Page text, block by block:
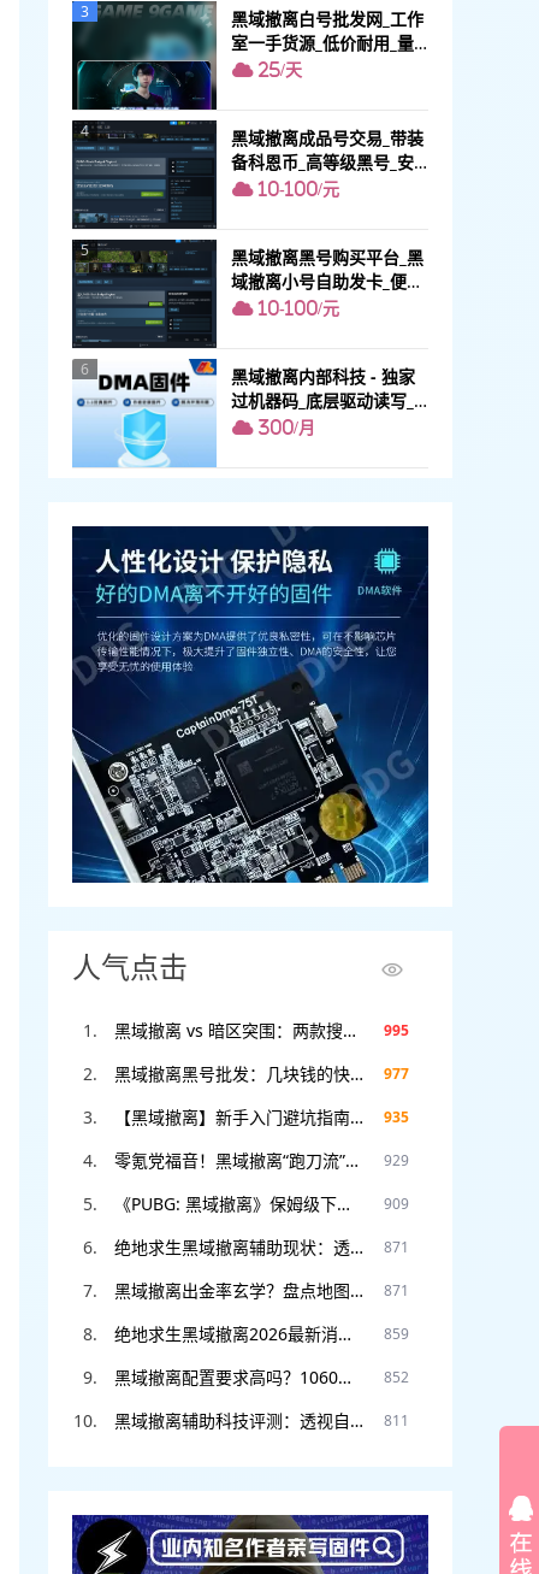
3
黑域撤离白号批发网_工作
室一手货源_低价耐用_量
大从优25/天
4
黑域撤离成品号交易_带装
备科恩币_高等级黑号_安
全不找回
10-100/元
5
黑域撤离黑号购买平台_黑
域撤离小号自助发卡_便宜
耐玩10-100/元
6
黑域撤离内部科技 - 独家
过机器码_底层驱动读写_0
掉帧不拉闸
300/月
人气点击
黑域撤离 vs 暗区突围：两款搜打撤游戏全方位对比，谁才是2025年版本之子？ 995
黑域撤离黑号批发：几块钱的快乐体验，封号不心疼，暴力测试专用！ 977
【黑域撤离】新手入门避坑指南：开局选什么职业？这3个错误千万别犯！ 935
零氪党福音！黑域撤离“跑刀流”教学，无需装备也能把把血赚撤离。 929
《PUBG: 黑域撤离》保姆级下载教程：从申请资格到进入游戏，看这一篇就够了！ 909
绝地求生黑域撤离辅助现状：透视自瞄满天飞？教你如何安全“科技”防封。 871
黑域撤离出金率玄学？盘点地图上最容易刷“大金”的5个隐藏点位！ 871
绝地求生黑域撤离2026最新消息：首测资格如何申请？官网预约入口在此。 859
黑域撤离配置要求高吗？1060显卡能玩吗？老电脑流畅运行设置教程。 852
黑域撤离辅助科技评测：透视自瞄真的稳吗？DMA硬件挂和软件挂怎么选 811